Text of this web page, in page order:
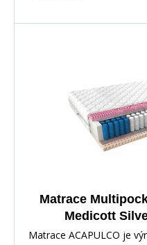
Matrace
Medicott
Matrace ACAPULCO je